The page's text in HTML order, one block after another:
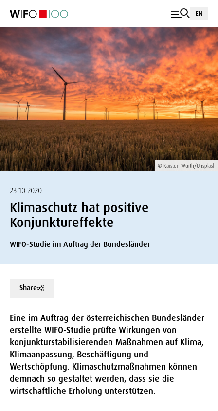
EN
© Karsten Würth/Unsplash
23.10.2020
Klimaschutz hat positive
Konjunktureffekte
WIFO-Studie im Auftrag der Bundesländer
Share
Eine im Auftrag der österreichischen Bundesländer
erstellte WIFO-Studie prüfte Wirkungen von
konjunkturstabilisierenden Maßnahmen auf Klima,
Klimaanpassung, Beschäftigung und
Wertschöpfung. Klimaschutzmaßnahmen können
demnach so gestaltet werden, dass sie die
wirtschaftliche Erholung unterstützen.